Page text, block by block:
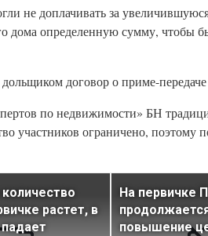
не доплачивать за
дома определенную сумму, чтобы
договор о приме-
по недвижимости» БН
участников ограничено, поэтому
растет, в
На первичке
повышение